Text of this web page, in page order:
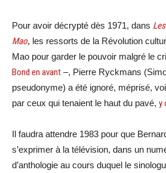
Pour avoir décrypté dès 1971, dans
Mao, les ressorts de la Révolution
Mao pour garder le pouvoir malgré le
Bond en avant –, Pierre Ryckmans
pseudonyme) a été ignoré, méprisé,
par ceux qui tenaient le haut du pavé, y
Il faudra attendre 1983 pour que
s’exprimer à la télévision, dans un
d’anthologie au cours duquel le